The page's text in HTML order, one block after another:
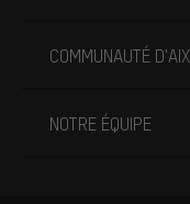
COMMUNAUTÉ
NOTRE ÉQUIPE